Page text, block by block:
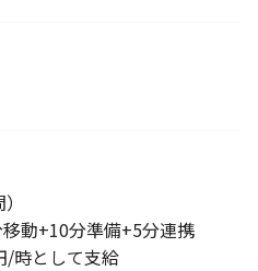
動+10分準備+5分連携
時として支給